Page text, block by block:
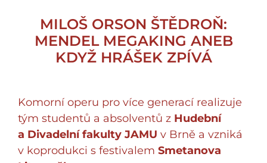
MILOŠ ORSON ŠTĚDROŇ:
MENDEL MEGAKING ANEB
KDYŽ HRÁŠEK ZPÍVÁ
Komorní operu pro více generací realizuje
tým studentů a absolventů z Hudební
a Divadelní fakulty JAMU v Brně a vzniká
v koprodukci s festivalem Smetanova